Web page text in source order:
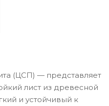
(ЦСП) — представляет
лист из древесной
и устойчивый к